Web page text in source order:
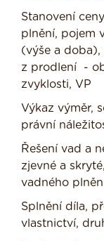
Stanovení
plnění, pojem
(výše a
z prodlení -
zvyklosti, VP
Výkaz výměr,
právní
Řešení vad a
zjevné a
vadného
Splnění díla,
vlastnictví,